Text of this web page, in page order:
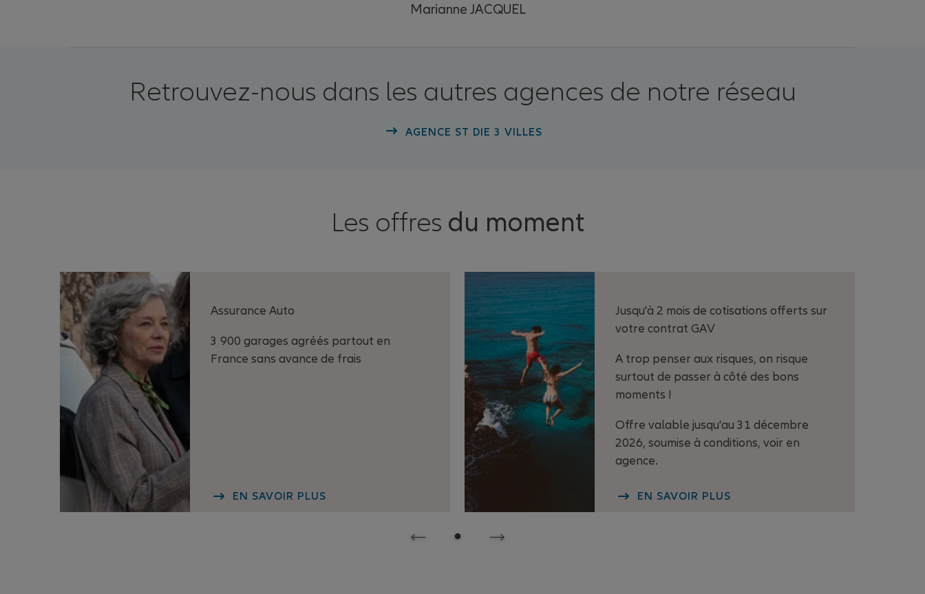
Marianne JACQUEL
Retrouvez-nous dans les autres agences de notre réseau
AGENCE ST DIE 3 VILLES
Les offres du moment
Assurance Auto
3 900 garages agréés partout en
France sans avance de frais
EN SAVOIR PLUS
Jusqu'à 2 mois de cotisations offerts sur
votre contrat GAV
A trop penser aux risques, on risque
surtout de passer à côté des bons
moments !
Offre valable jusqu'au 31 décembre
2026, soumise à conditions, voir en
agence.
EN SAVOIR PLUS